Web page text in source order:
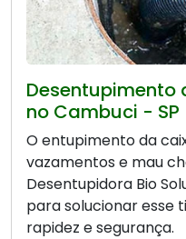
Desentupimento
no Cambuci - SP
O entupimento da
vazamentos e mau
Desentupidora Bio
para solucionar esse
rapidez e segurança.